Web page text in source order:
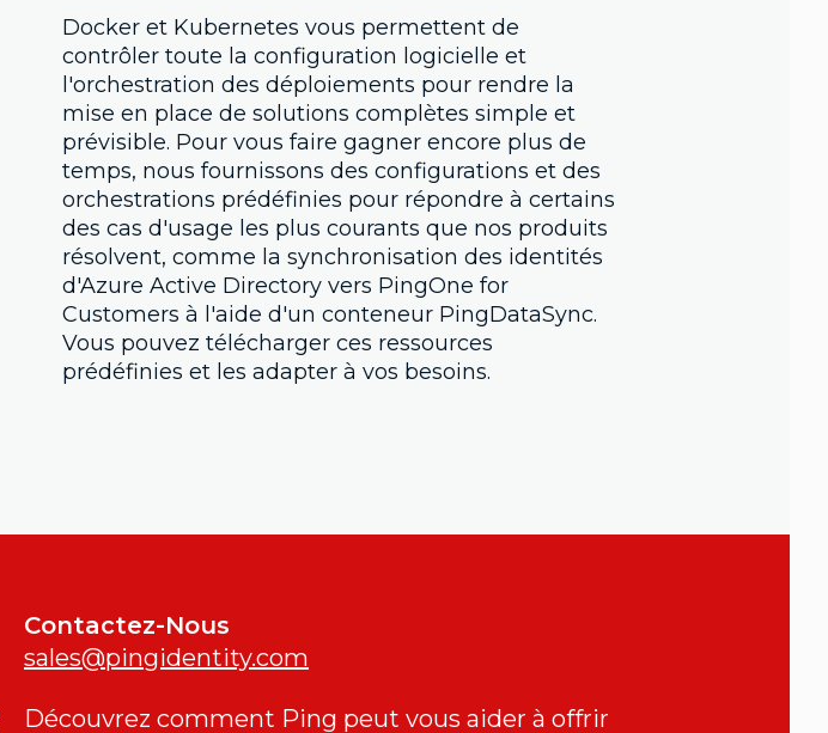
Docker et Kubernetes vous permettent de
contrôler toute la configuration logicielle et
l'orchestration des déploiements pour rendre la
mise en place de solutions complètes simple et
prévisible. Pour vous faire gagner encore plus de
temps, nous fournissons des configurations et des
orchestrations prédéfinies pour répondre à certains
des cas d'usage les plus courants que nos produits
résolvent, comme la synchronisation des identités
d'Azure Active Directory vers PingOne for
Customers à l'aide d'un conteneur PingDataSync.
Vous pouvez télécharger ces ressources
prédéfinies et les adapter à vos besoins.
Contactez-Nous
sales@pingidentity.com
Découvrez comment Ping peut vous aider à offrir